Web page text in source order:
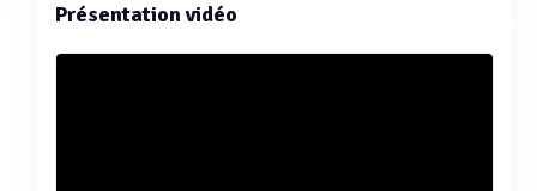
Présentation vidéo